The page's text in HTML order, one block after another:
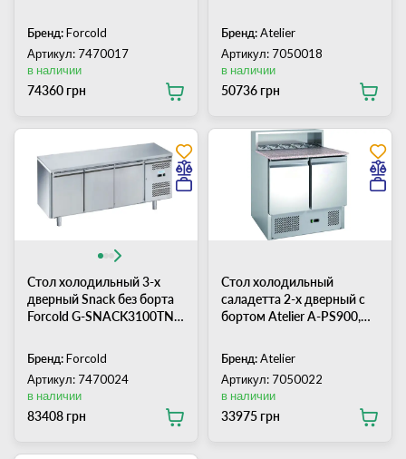
Бренд:Forcold
Артикул: 7470017
74360 грн
в наличии
Бренд:Atelier
Артикул: 7050018
50736 грн
в наличии
Стол холодильный 3-х
дверный Snack без борта
Forcold G-SNACK3100TN-
Бренд:Forcold
Артикул: 7470024
83408 грн
в наличии
Стол холодильный
саладетта 2-х дверный c
бортом Atelier А-PS900,
Бренд:Atelier
Артикул: 7050022
33975 грн
в наличии